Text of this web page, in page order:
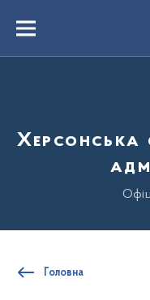
вмістуMenu
Херсонська
Головна